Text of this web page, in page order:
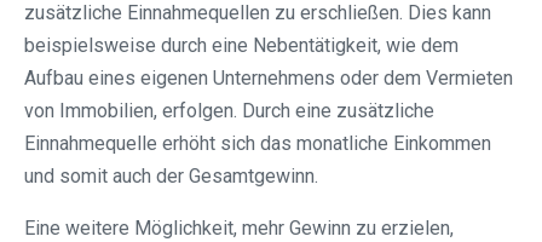
zusätzliche Einnahmequellen zu erschließen. Dies kann
beispielsweise durch eine Nebentätigkeit, wie dem
Aufbau eines eigenen Unternehmens oder dem Vermieten
von Immobilien, erfolgen. Durch eine zusätzliche
Einnahmequelle erhöht sich das monatliche Einkommen
und somit auch der Gesamtgewinn.
Eine weitere Möglichkeit, mehr Gewinn zu erzielen,